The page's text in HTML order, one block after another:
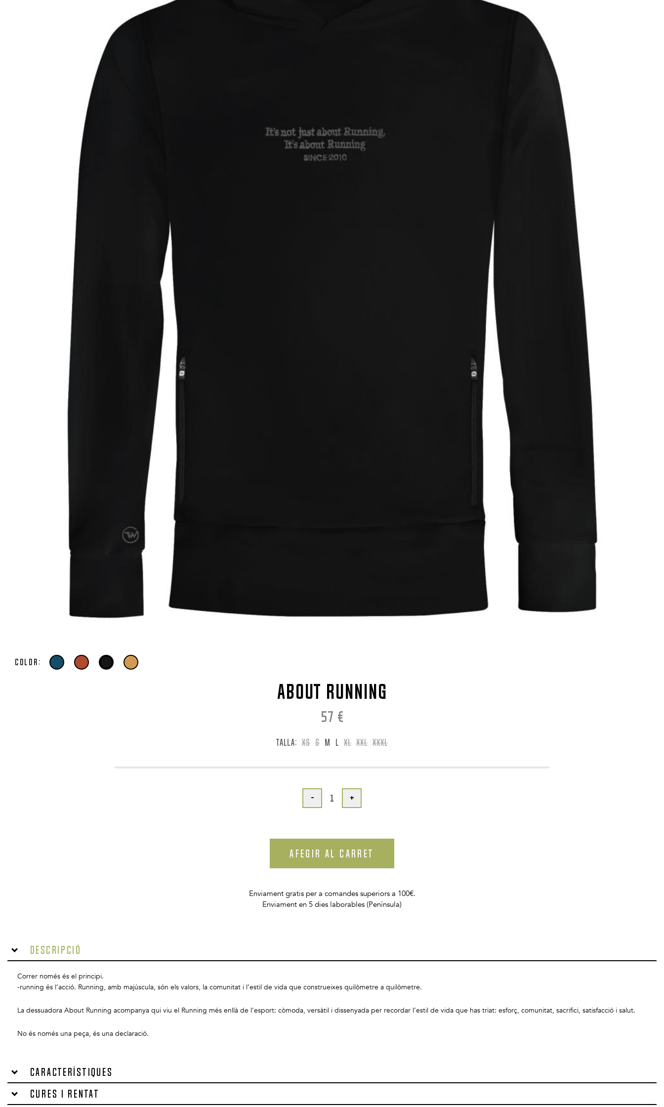
Color:
ABOUT RUNNING
57 €
TALLA: XS S M L XL XXL XXXL
- +
AFEGIR AL CARRET
Enviament gratis per a comandes superiors a 100€.
Enviament en 5 dies laborables (Península)
Descripció
Correr només és el principi.
-running és l’acció. Running, amb majúscula, són els valors, la comunitat i l’estil de vida que construeixes quilòmetre a quilòmetre.
La dessuadora About Running acompanya qui viu el Running més enllà de l’esport: còmoda, versàtil i dissenyada per recordar l’estil de vida que has triat: esforç, comunitat, sacrifici, satisfacció i salut.
No és només una peça, és una declaració.
Característiques
Cures i rentat